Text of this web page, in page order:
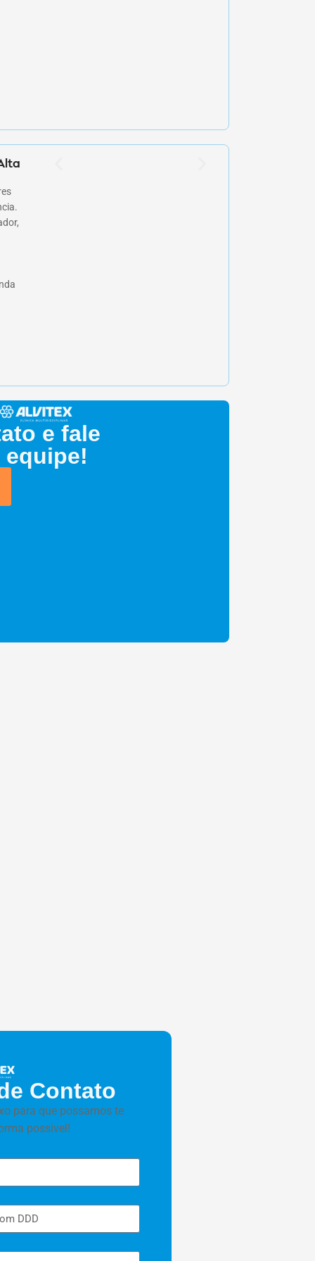
e fale
equipe!
Contato
para que possamos te
possivel!